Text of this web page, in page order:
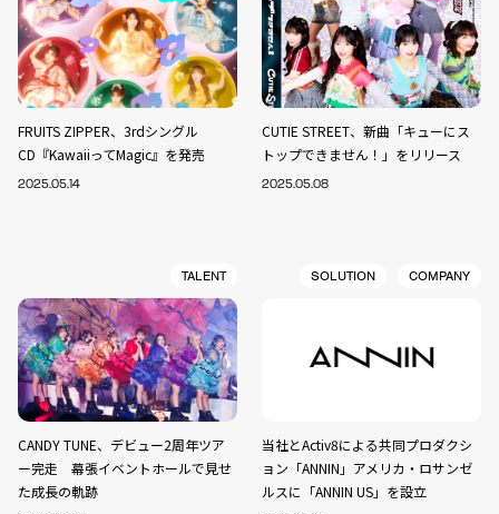
FRUITS ZIPPER、3rdシングル
CD『KawaiiってMagic』を発売
2025.05.14
CUTIE STREET、新曲「キューにス
トップできません！」をリリース
2025.05.08
TALENT
CANDY TUNE、デビュー2周年ツア
ー完走 幕張イベントホールで見せ
た成長の軌跡
SOLUTION COMPANY
当社とActiv8による共同プロダクシ
ョン「ANNIN」アメリカ・ロサンゼ
ルスに「ANNIN US」を設立